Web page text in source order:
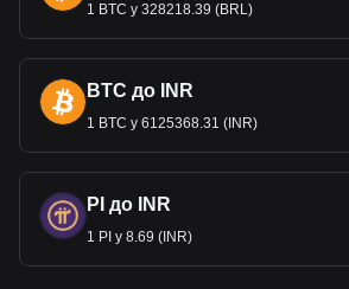
1 BTC у 328218.39 (BRL)
BTC до INR
1 BTC у 6125368.31 (INR)
PI до INR
1 PI у 8.69 (INR)